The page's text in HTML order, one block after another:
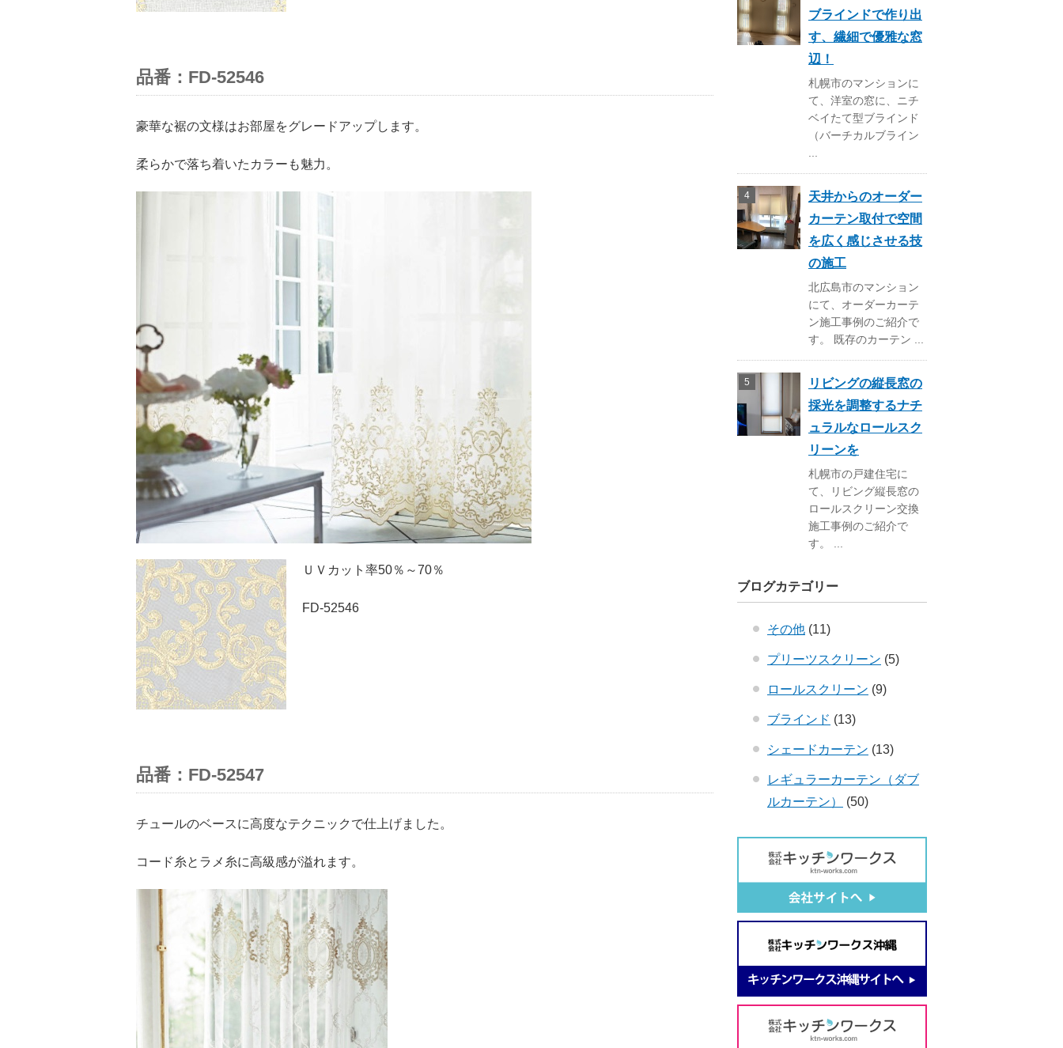
品番：FD-52546
豪華な裾の文様はお部屋をグレードアップします。
柔らかで落ち着いたカラーも魅力。
ＵＶカット率50％～70％
FD-52546
品番：FD-52547
チュールのベースに高度なテクニックで仕上げました。
コード糸とラメ糸に高級感が溢れます。
ブラインドで作り出
す、繊細で優雅な窓
辺！
札幌市のマンションに
て、洋室の窓に、ニチ
ベイたて型ブラインド
（バーチカルブライン
天井からのオーダー
カーテン取付で空間
を広く感じさせる技
の施工
北広島市のマンション
にて、オーダーカーテ
ン施工事例のご紹介で
す。 既存のカーテン ...
リビングの縦長窓の
採光を調整するナチ
ュラルなロールスク
リーンを
札幌市の戸建住宅に
て、リビング縦長窓の
ロールスクリーン交換
施工事例のご紹介で
す。 ...
ブログカテゴリー
その他 (11)
プリーツスクリーン (5)
ロールスクリーン (9)
ブラインド (13)
シェードカーテン (13)
レギュラーカーテン（ダブ
ルカーテン）
(50)